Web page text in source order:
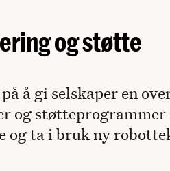
og støtte
å gi selskaper en
og støtteprogrammer
og ta i bruk ny